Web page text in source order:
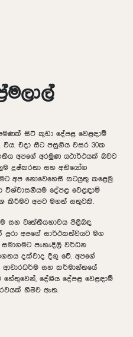
සිටි කුඩා දේපළ වෙළඳාම්
එදා සිට පසුගිය වසර 30ක
අපගේ අරමුණ යථාර්ථයක් බවට
දුෂ්කරතා සහ අභියෝග
අප නොවෙහෙසී කටයුතු කළෙමු.
විශ්වාසනීයම දේපළ වෙළඳාම්
කිරීමට අපට මහත් සතුටකි.
සහ වෘත්තීයභාවය පිළිබඳ
අපගේ සාර්ථකත්වයට මග
පැහැදිලි වර්ධන
දක්වාද දිගු වේ. අපගේ
සහ කර්මාන්තයේ
දේශීය දේපළ වෙළඳාම්
හිමිව ඇත.